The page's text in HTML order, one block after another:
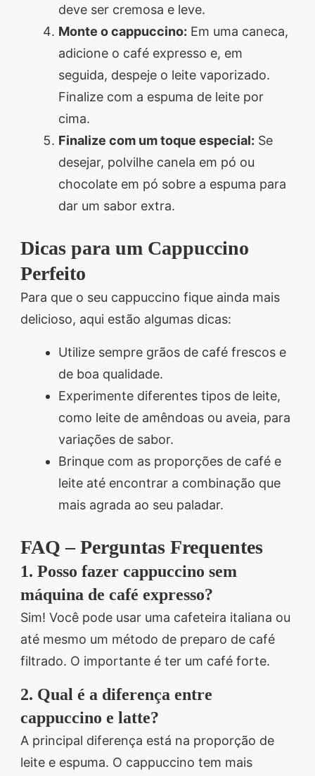
deve ser cremosa e leve.
Monte o cappuccino: Em uma caneca,
adicione o café expresso e, em
seguida, despeje o leite vaporizado.
Finalize com a espuma de leite por
cima.
Finalize com um toque especial: Se
desejar, polvilhe canela em pó ou
chocolate em pó sobre a espuma para
dar um sabor extra.
Dicas para um Cappuccino
Perfeito
Para que o seu cappuccino fique ainda mais
delicioso, aqui estão algumas dicas:
Utilize sempre grãos de café frescos e
de boa qualidade.
Experimente diferentes tipos de leite,
como leite de amêndoas ou aveia, para
variações de sabor.
Brinque com as proporções de café e
leite até encontrar a combinação que
mais agrada ao seu paladar.
FAQ – Perguntas Frequentes
1. Posso fazer cappuccino sem
máquina de café expresso?
Sim! Você pode usar uma cafeteira italiana ou
até mesmo um método de preparo de café
filtrado. O importante é ter um café forte.
2. Qual é a diferença entre
cappuccino e latte?
A principal diferença está na proporção de
leite e espuma. O cappuccino tem mais